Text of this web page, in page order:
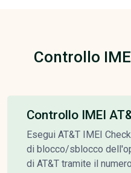
Controllo
Controllo IMEI
Esegui AT&T IMEI
di blocco/sblocco
di AT&T tramite il